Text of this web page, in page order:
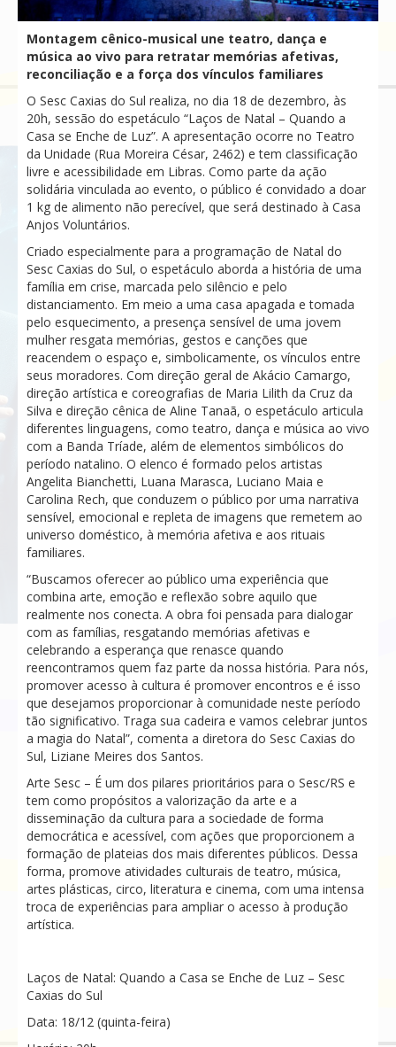
Montagem cênico-musical une teatro, dança e
música ao vivo para retratar memórias afetivas,
reconciliação e a força dos vínculos familiares
O Sesc Caxias do Sul realiza, no dia 18 de dezembro, às
20h, sessão do espetáculo “Laços de Natal – Quando a
Casa se Enche de Luz”. A apresentação ocorre no Teatro
da Unidade (Rua Moreira César, 2462) e tem classificação
livre e acessibilidade em Libras. Como parte da ação
solidária vinculada ao evento, o público é convidado a doar
1 kg de alimento não perecível, que será destinado à Casa
Anjos Voluntários.
Criado especialmente para a programação de Natal do
Sesc Caxias do Sul, o espetáculo aborda a história de uma
família em crise, marcada pelo silêncio e pelo
distanciamento. Em meio a uma casa apagada e tomada
pelo esquecimento, a presença sensível de uma jovem
mulher resgata memórias, gestos e canções que
reacendem o espaço e, simbolicamente, os vínculos entre
seus moradores. Com direção geral de Akácio Camargo,
direção artística e coreografias de Maria Lilith da Cruz da
Silva e direção cênica de Aline Tanaã, o espetáculo articula
diferentes linguagens, como teatro, dança e música ao vivo
com a Banda Tríade, além de elementos simbólicos do
período natalino. O elenco é formado pelos artistas
Angelita Bianchetti, Luana Marasca, Luciano Maia e
Carolina Rech, que conduzem o público por uma narrativa
sensível, emocional e repleta de imagens que remetem ao
universo doméstico, à memória afetiva e aos rituais
familiares.
“Buscamos oferecer ao público uma experiência que
combina arte, emoção e reflexão sobre aquilo que
realmente nos conecta. A obra foi pensada para dialogar
com as famílias, resgatando memórias afetivas e
celebrando a esperança que renasce quando
reencontramos quem faz parte da nossa história. Para nós,
promover acesso à cultura é promover encontros e é isso
que desejamos proporcionar à comunidade neste período
tão significativo. Traga sua cadeira e vamos celebrar juntos
a magia do Natal”, comenta a diretora do Sesc Caxias do
Sul, Liziane Meires dos Santos.
Arte Sesc – É um dos pilares prioritários para o Sesc/RS e
tem como propósitos a valorização da arte e a
disseminação da cultura para a sociedade de forma
democrática e acessível, com ações que proporcionem a
formação de plateias dos mais diferentes públicos. Dessa
forma, promove atividades culturais de teatro, música,
artes plásticas, circo, literatura e cinema, com uma intensa
troca de experiências para ampliar o acesso à produção
artística.
Laços de Natal: Quando a Casa se Enche de Luz – Sesc
Caxias do Sul
Data: 18/12 (quinta-feira)